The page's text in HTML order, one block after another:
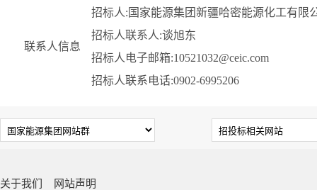
联系人信息
招标人:国家能源集团新疆哈密能源化工有限
招标人联系人:谈旭东
招标人电子邮箱:10521032@ceic.com
招标人联系电话:0902-6995206
关于我们 网站声明